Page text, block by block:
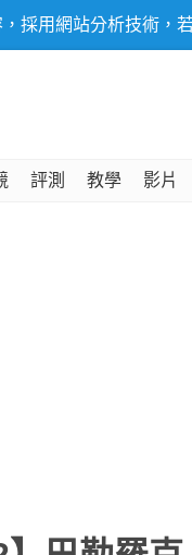
採用網站分析技術，
評測 教學 影片